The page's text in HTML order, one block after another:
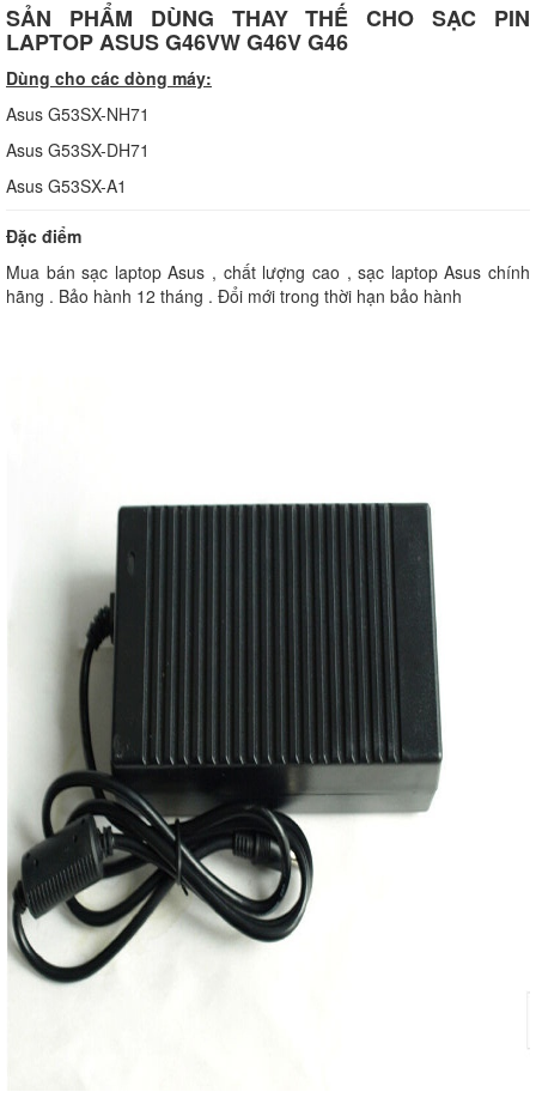
SẢN PHẨM DÙNG THAY THẾ CHO SẠC PIN
LAPTOP ASUS G46VW G46V G46
Dùng cho các dòng máy:
Asus G53SX-NH71
Asus G53SX-DH71
Asus G53SX-A1
Đặc điểm
Mua bán sạc laptop Asus , chất lượng cao , sạc laptop Asus chính
hãng . Bảo hành 12 tháng . Đổi mới trong thời hạn bảo hành